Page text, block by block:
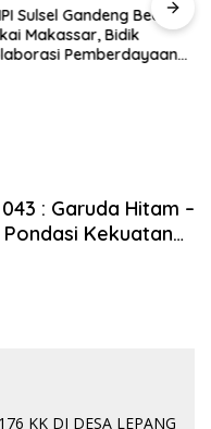
Sulsel Gandeng Bea
Makassar, Bidik
Pemberdayaan
: Garuda Hitam –
Kekuatan